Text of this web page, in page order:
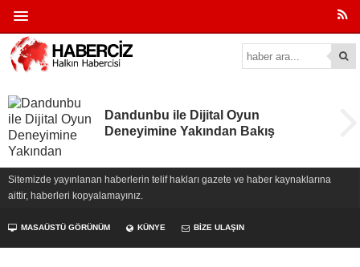
Dandunbu ile Dijital Oyun
Deneyimine Yakından Bakış
Sitemizde yayınlanan haberlerin telif hakları gazete ve haber kaynaklarına
aittir, haberleri kopyalamayınız.
MASAÜSTÜ GÖRÜNÜM KÜNYE BİZE ULAŞIN